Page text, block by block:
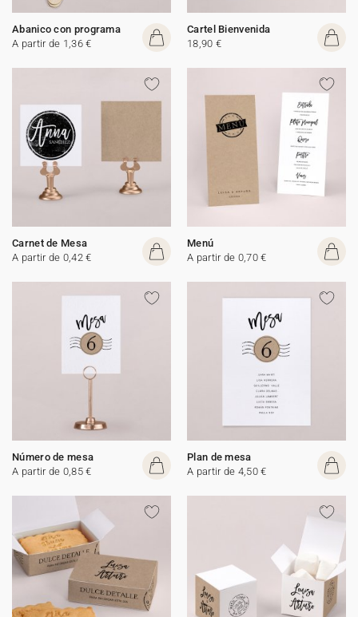
Abanico con programa
A partir de 1,36 €
Cartel Bienvenida
18,90 €
Carnet de Mesa
A partir de 0,42 €
Menú
A partir de 0,70 €
Número de mesa
A partir de 0,85 €
Plan de mesa
A partir de 4,50 €